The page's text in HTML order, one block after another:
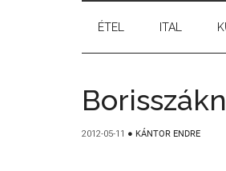
ÉTEL ITAL
2012-05-11 ● KÁNTOR ENDRE